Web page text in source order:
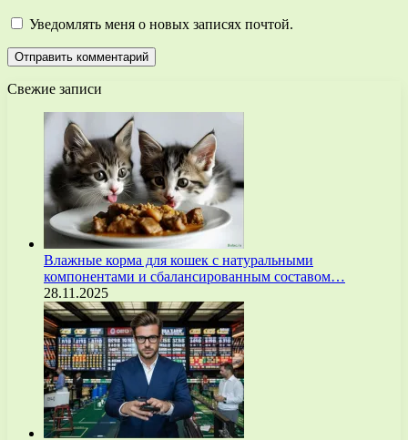
Уведомлять меня о новых записях почтой.
Свежие записи
Влажные корма для кошек с натуральными
компонентами и сбалансированным составом…
28.11.2025